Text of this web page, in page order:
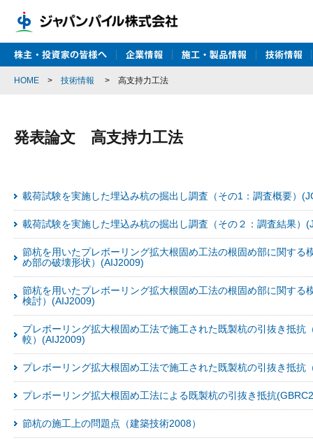
HOME > 技術情報 > 高支持力工法
発表論文 高支持力工法
載荷試験を実施した埋込み杭の掘出し調査（その1：調査概要）
載荷試験を実施した埋込み杭の掘出し調査（その２：調査結果）
節杭を用いたプレボーリング拡大根固め工法の根固め部に関する
め部の破壊形状）(AIJ2009)
節杭を用いたプレボーリング拡大根固め工法の根固め部に関する
検討）(AIJ2009)
プレボーリング拡大根固め工法で施工された既製杭の引抜き抵抗
較）(AIJ2009)
プレボーリング拡大根固め工法で施工された既製杭の引抜き抵
プレボーリング拡大根固め工法による既製杭の引抜き抵抗
節杭の施工上の問題点（建築技術2008）